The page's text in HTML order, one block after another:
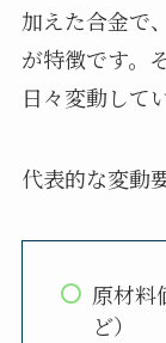
加えた合金で
が特徴です。
日々変動して
代表的な変動
原材料
ど）